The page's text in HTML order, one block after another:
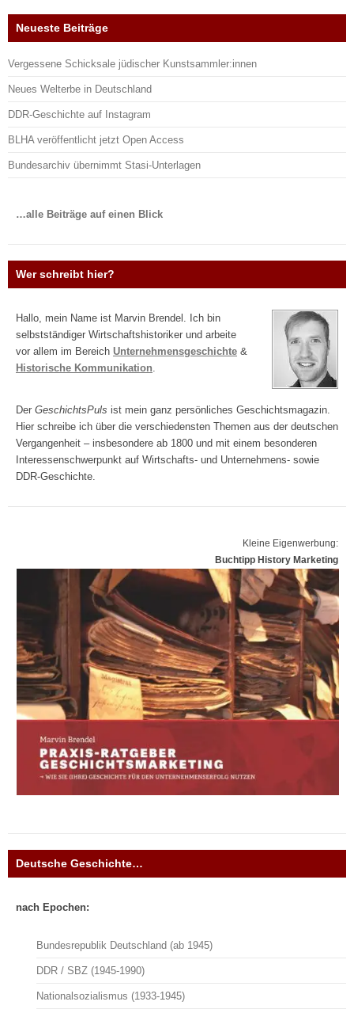
Neueste Beiträge
Vergessene Schicksale jüdischer Kunstsammler:innen
Neues Welterbe in Deutschland
DDR-Geschichte auf Instagram
BLHA veröffentlicht jetzt Open Access
Bundesarchiv übernimmt Stasi-Unterlagen
…alle Beiträge auf einen Blick
Wer schreibt hier?
Hallo, mein Name ist Marvin Brendel. Ich bin
selbstständiger Wirtschaftshistoriker und arbeite
vor allem im Bereich Unternehmensgeschichte &
Historische Kommunikation
Der GeschichtsPuls ist mein ganz persönliches Geschichtsmagazin.
Hier schreibe ich über die verschiedensten Themen aus der deutschen
Vergangenheit – insbesondere ab 1800 und mit einem besonderen
Interessenschwerpunkt auf Wirtschafts- und Unternehmens- sowie
DDR-Geschichte.
Kleine Eigenwerbung:
Buchtipp History Marketing
Deutsche Geschichte…
nach Epochen:
Bundesrepublik Deutschland (ab 1945)
DDR / SBZ (1945-1990)
Nationalsozialismus (1933-1945)